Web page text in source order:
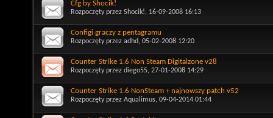
Cfg by Shocik!
Rozpoczęty przez Shocik!, 16-09-2008 16:13
Configi graczy z pentagramu
Rozpoczęty przez adhd, 05-02-2008 12:20
Counter Strike 1.6 Non Steam Digitalzone v28
Rozpoczęty przez diego55, 27-01-2008 14:29
Counter Strike 1.6 NonSteam + najnowszy patch v52
Rozpoczęty przez Aqualimus, 09-04-2014 01:44